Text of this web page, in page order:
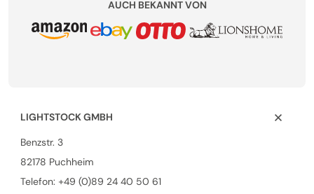
AUCH BEKANNT VON
LIGHTSTOCK GMBH
Benzstr. 3
82178 Puchheim
Telefon: +49 (0)89 24 40 50 61